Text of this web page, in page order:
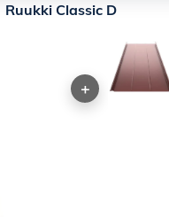
Ruukki Classic D
+